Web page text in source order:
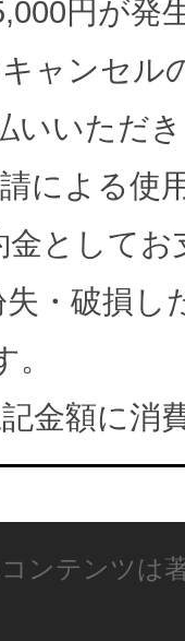
円が発
ャンセル
いいただ
による使
金として
・破損し
金額に消
ンテンツは